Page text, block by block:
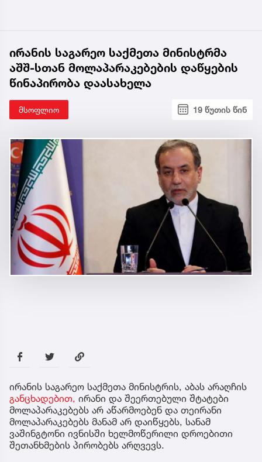
ირანის საგარეო საქმეთა მინისტრმა
აშშ-სთან მოლაპარაკებების დაწყების
წინაპირობა დაასახელა
მსოფლიო 19 წუთის წინ
ირანის საგარეო საქმეთა მინისტრის, აბას არაღჩის
განცხადებით, ირანი და შეერთებული შტატები
მოლაპარაკებებს არ აწარმოებენ და თეირანი
მოლაპარაკებებს მანამ არ დაიწყებს, სანამ
ვაშინგტონი ივნისში ხელმოწერილი დროებითი
შეთანხმების პირობებს არღვევს.